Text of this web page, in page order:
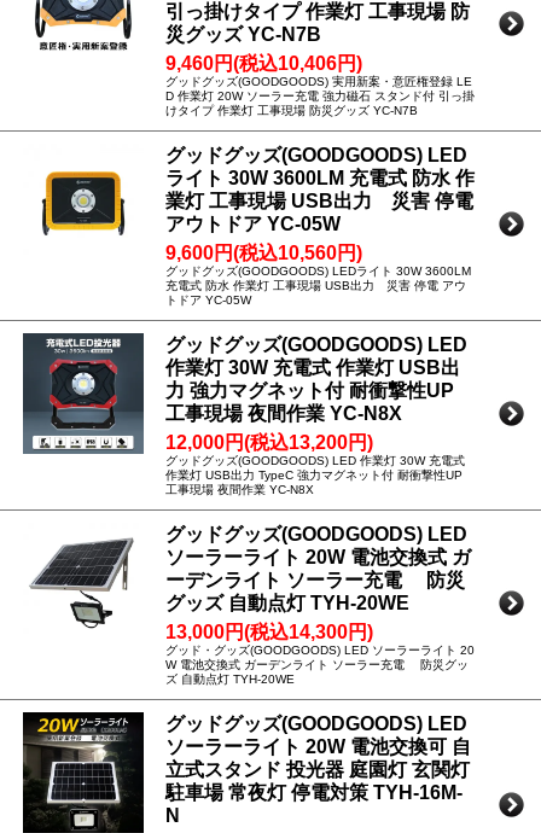
引っ掛けタイプ 作業灯 工事現場 防
災グッズ YC-N7B
9,460円(税込10,406円)
グッドグッズ(GOODGOODS) 実用新案・意匠権登録 LE
D 作業灯 20W ソーラー充電 強力磁石 スタンド付 引っ掛
けタイプ 作業灯 工事現場 防災グッズ YC-N7B
グッドグッズ(GOODGOODS) LED
ライト 30W 3600LM 充電式 防水 作
業灯 工事現場 USB出力 災害 停電
アウトドア YC-05W
9,600円(税込10,560円)
グッドグッズ(GOODGOODS) LEDライト 30W 3600LM
充電式 防水 作業灯 工事現場 USB出力 災害 停電 アウ
トドア YC-05W
グッドグッズ(GOODGOODS) LED
作業灯 30W 充電式 作業灯 USB出
力 強力マグネット付 耐衝撃性UP
工事現場 夜間作業 YC-N8X
12,000円(税込13,200円)
グッドグッズ(GOODGOODS) LED 作業灯 30W 充電式
作業灯 USB出力 TypeC 強力マグネット付 耐衝撃性UP
工事現場 夜間作業 YC-N8X
グッドグッズ(GOODGOODS) LED
ソーラーライト 20W 電池交換式 ガ
ーデンライト ソーラー充電 防災
グッズ 自動点灯 TYH-20WE
13,000円(税込14,300円)
グッド・グッズ(GOODGOODS) LED ソーラーライト 20
W 電池交換式 ガーデンライト ソーラー充電 防災グッ
ズ 自動点灯 TYH-20WE
グッドグッズ(GOODGOODS) LED
ソーラーライト 20W 電池交換可 自
立式スタンド 投光器 庭園灯 玄関灯
駐車場 常夜灯 停電対策 TYH-16M-
N